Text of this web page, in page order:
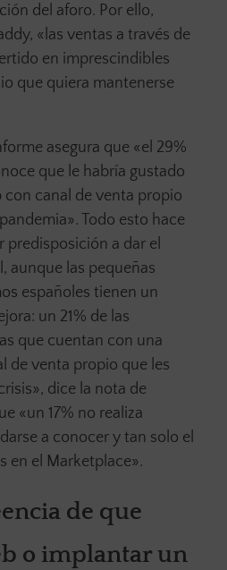
del aforo. Por ello,
«las ventas a través de
en imprescindibles
que quiera mantenerse
asegura que «el 29%
que le habría gustado
canal de venta propio
Todo esto hace
predisposición a dar el
aunque las pequeñas
españoles tienen un
un 21% de las
que cuentan con una
de venta propio que les
dice la nota de
«un 17% no realiza
a conocer y tan solo el
en el Marketplace».
de que
o implantar un